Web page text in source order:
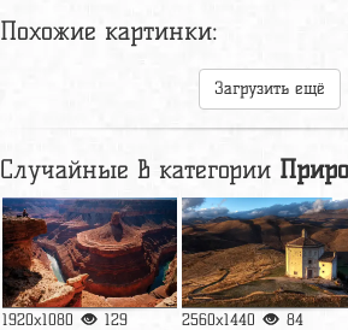
Похожие картинки:
Загрузить ещё
Случайные в категории
1920x1080 129 2560x1440 84